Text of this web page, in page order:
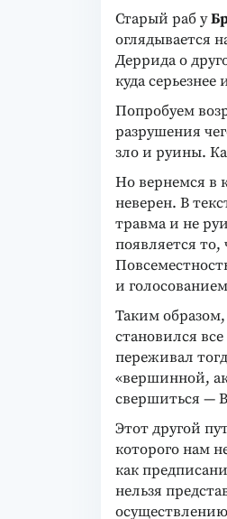
Старый раб у
оглядывается
Деррида о
куда
Попробуем
разрушения
зло и руины.
Но вернемся в
неверен. В
травма и не
появляется
и
Таким
становился
переживал
«вершинной,
свершиться —
Этот другой
которого нам
как
нельзя